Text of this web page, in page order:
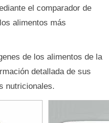
el comparador de
alimentos más
de los alimentos de la
detallada de sus
nutricionales.